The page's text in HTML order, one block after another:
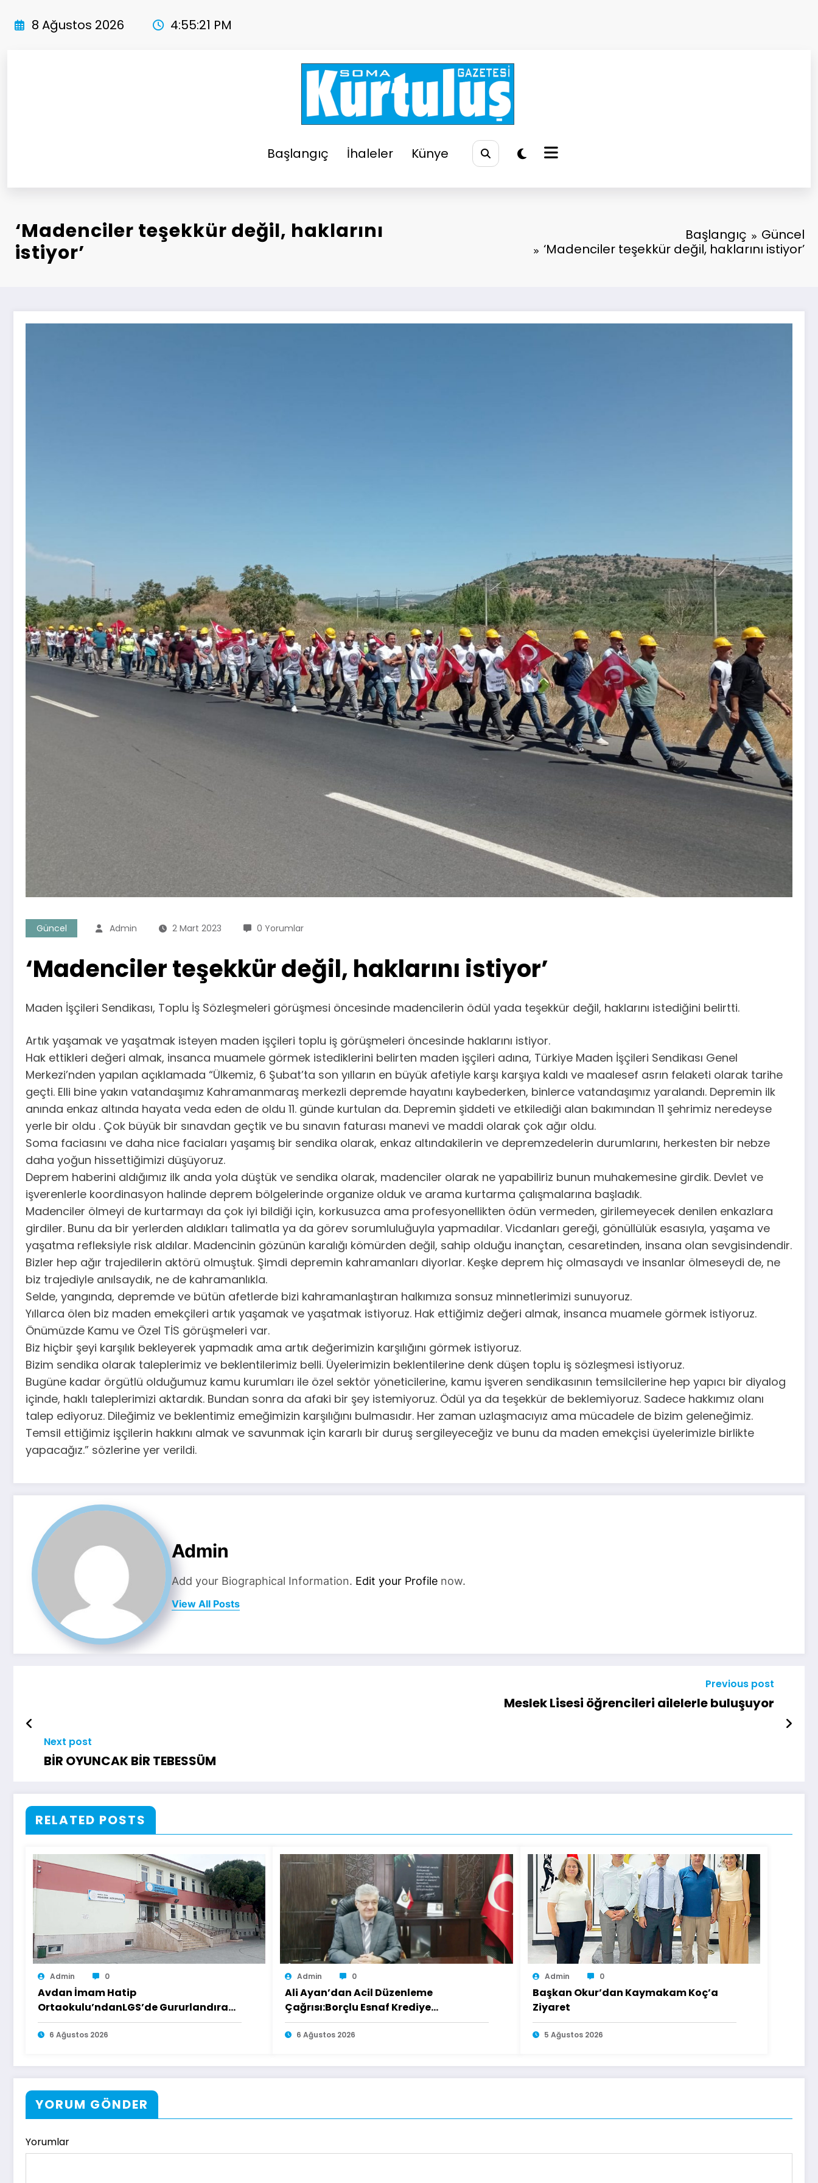
atla
8 Ağustos 2026 4:55:22 PM
Başlangıç İhaleler Künye
‘Madenciler teşekkür değil, haklarını
istiyor’
Başlangıç
Güncel
‘Madenciler teşekkür değil, haklarını istiyor’
Güncel Admin 2 Mart 2023 0 Yorumlar
‘Madenciler teşekkür değil, haklarını istiyor’
Maden İşçileri Sendikası, Toplu İş Sözleşmeleri görüşmesi öncesinde madencilerin ödül yada teşekkür değil, haklarını istediğini belirtti.
Artık yaşamak ve yaşatmak isteyen maden işçileri toplu iş görüşmeleri öncesinde haklarını istiyor.
Hak ettikleri değeri almak, insanca muamele görmek istediklerini belirten maden işçileri adına, Türkiye Maden İşçileri Sendikası Genel
Merkezi’nden yapılan açıklamada “Ülkemiz, 6 Şubat’ta son yılların en büyük afetiyle karşı karşıya kaldı ve maalesef asrın felaketi olarak tarihe
geçti. Elli bine yakın vatandaşımız Kahramanmaraş merkezli depremde hayatını kaybederken, binlerce vatandaşımız yaralandı. Depremin ilk
anında enkaz altında hayata veda eden de oldu 11. günde kurtulan da. Depremin şiddeti ve etkilediği alan bakımından 11 şehrimiz neredeyse
yerle bir oldu . Çok büyük bir sınavdan geçtik ve bu sınavın faturası manevi ve maddi olarak çok ağır oldu.
Soma faciasını ve daha nice faciaları yaşamış bir sendika olarak, enkaz altındakilerin ve depremzedelerin durumlarını, herkesten bir nebze
daha yoğun hissettiğimizi düşüyoruz.
Deprem haberini aldığımız ilk anda yola düştük ve sendika olarak, madenciler olarak ne yapabiliriz bunun muhakemesine girdik. Devlet ve
işverenlerle koordinasyon halinde deprem bölgelerinde organize olduk ve arama kurtarma çalışmalarına başladık.
Madenciler ölmeyi de kurtarmayı da çok iyi bildiği için, korkusuzca ama profesyonellikten ödün vermeden, girilemeyecek denilen enkazlara
girdiler. Bunu da bir yerlerden aldıkları talimatla ya da görev sorumluluğuyla yapmadılar. Vicdanları gereği, gönüllülük esasıyla, yaşama ve
yaşatma refleksiyle risk aldılar. Madencinin gözünün karalığı kömürden değil, sahip olduğu inançtan, cesaretinden, insana olan sevgisindendir.
Bizler hep ağır trajedilerin aktörü olmuştuk. Şimdi depremin kahramanları diyorlar. Keşke deprem hiç olmasaydı ve insanlar ölmeseydi de, ne
biz trajediyle anılsaydık, ne de kahramanlıkla.
Selde, yangında, depremde ve bütün afetlerde bizi kahramanlaştıran halkımıza sonsuz minnetlerimizi sunuyoruz.
Yıllarca ölen biz maden emekçileri artık yaşamak ve yaşatmak istiyoruz. Hak ettiğimiz değeri almak, insanca muamele görmek istiyoruz.
Önümüzde Kamu ve Özel TİS görüşmeleri var.
Biz hiçbir şeyi karşılık bekleyerek yapmadık ama artık değerimizin karşılığını görmek istiyoruz.
Bizim sendika olarak taleplerimiz ve beklentilerimiz belli. Üyelerimizin beklentilerine denk düşen toplu iş sözleşmesi istiyoruz.
Bugüne kadar örgütlü olduğumuz kamu kurumları ile özel sektör yöneticilerine, kamu işveren sendikasının temsilcilerine hep yapıcı bir diyalog
içinde, haklı taleplerimizi aktardık. Bundan sonra da afaki bir şey istemiyoruz. Ödül ya da teşekkür de beklemiyoruz. Sadece hakkımız olanı
talep ediyoruz. Dileğimiz ve beklentimiz emeğimizin karşılığını bulmasıdır. Her zaman uzlaşmacıyız ama mücadele de bizim geleneğimiz.
Temsil ettiğimiz işçilerin hakkını almak ve savunmak için kararlı bir duruş sergileyeceğiz ve bunu da maden emekçisi üyelerimizle birlikte
yapacağız.” sözlerine yer verildi.
Admin
Add your Biographical Information. Edit your Profile now.
View All Posts
Previous post
Meslek Lisesi öğrencileri ailelerle buluşuyor
Next post
BİR OYUNCAK BİR TEBESSÜM
RELATED POSTS
Admin 0
Avdan İmam Hatip
Ortaokulu’ndanLGS’de Gururlandıran
Başarı
6 Ağustos 2026
Admin 0
Ali Ayan’dan Acil Düzenleme
Çağrısı:Borçlu Esnaf Krediye
Ulaşamıyor
6 Ağustos 2026
Admin 0
Başkan Okur’dan Kaymakam Koç’a
Ziyaret
5 Ağustos 2026
YORUM GÖNDER
Yorumlar